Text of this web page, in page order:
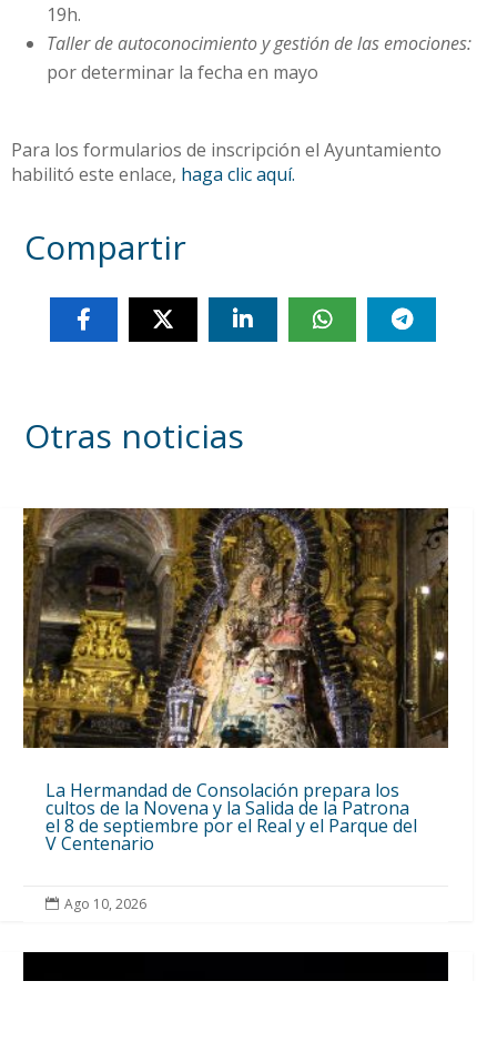
19h.
Taller de autoconocimiento y gestión de las emociones:
por determinar la fecha en mayo
Para los formularios de inscripción el Ayuntamiento
habilitó este enlace, haga clic aquí.
Compartir
Otras noticias
La Hermandad de Consolación prepara los
cultos de la Novena y la Salida de la Patrona
el 8 de septiembre por el Real y el Parque del
V Centenario
 Ago 10, 2026